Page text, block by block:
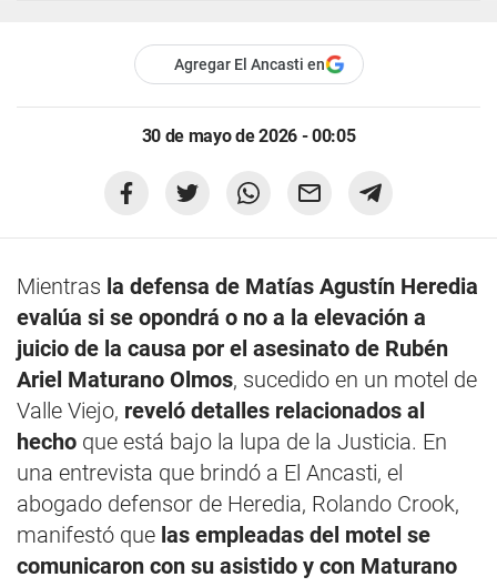
Agregar El Ancasti en
30 de mayo de 2026 - 00:05
Mientras la defensa de Matías Agustín Heredia
evalúa si se opondrá o no a la elevación a
juicio de la causa por el asesinato de Rubén
Ariel Maturano Olmos, sucedido en un motel de
Valle Viejo, reveló detalles relacionados al
hecho que está bajo la lupa de la Justicia. En
una entrevista que brindó a El Ancasti, el
abogado defensor de Heredia, Rolando Crook,
manifestó que las empleadas del motel se
comunicaron con su asistido y con Maturano